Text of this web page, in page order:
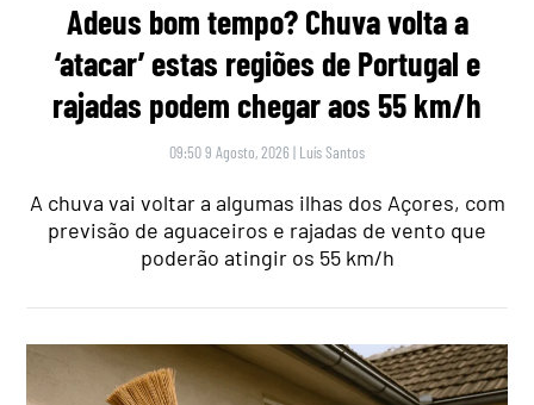
Adeus bom tempo? Chuva volta a
‘atacar’ estas regiões de Portugal e
rajadas podem chegar aos 55 km/h
09:50 9 Agosto, 2026 | Luís Santos
A chuva vai voltar a algumas ilhas dos Açores, com
previsão de aguaceiros e rajadas de vento que
poderão atingir os 55 km/h